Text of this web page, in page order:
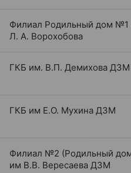
Филиал Родильный дом
Л. А. Ворохобова
ГКБ им. В.П. Демихова ДЗМ
ГКБ им Е.О. Мухина ДЗМ
Филиал №2 (Родильный
им В.В. Вересаева ДЗМ